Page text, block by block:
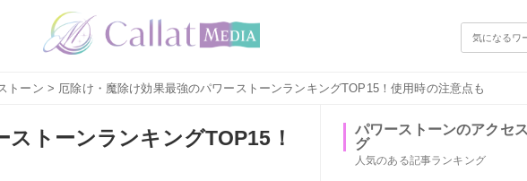
トーン > 厄除け・魔除け効果最強のパワーストーンランキングTOP15！使用時の注意点も
トーンランキングTOP15！
パワーストーンのアクセ
グ
人気のある記事ランキング